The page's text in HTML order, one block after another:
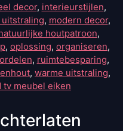
decor, interieurstijlen,
, modern decor,
houtpatroon,
, oplossing, organiseren,
, ruimtebesparing,
, warme uitstraling,
tv meubel eiken